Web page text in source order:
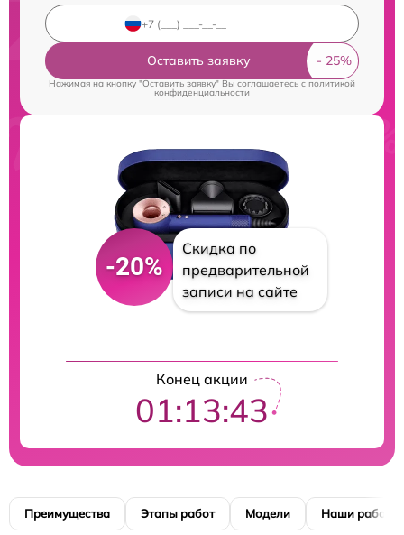
Оставить заявку
Нажимая на кнопку "Оставить заявку" Вы соглашаетесь cполитикой
конфиденциальности
-20%
Скидка по
предварительной
записи на сайте
Конец акции
01:13:42
Преимущества Этапы работ Модели Наши работы